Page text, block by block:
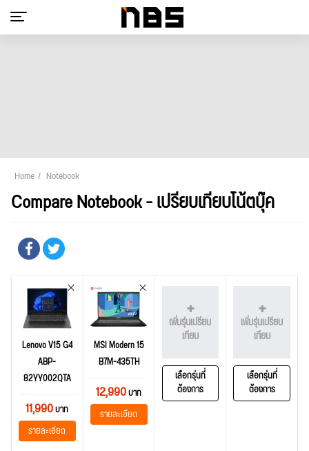
Home Notebook
Compare Notebook - เปรียบเทียบโน้ตบุ๊ค
Lenovo V15 G4
ABP-
82YY002QTA
11,990บาท
รายละเอียด
MSI Modern 15
B7M-435TH
12,990บาท
รายละเอียด
เพิ่มรุ่นเปรียบ
เทียบ
เลือกรุ่นที่
ต้องการ
เพิ่มรุ่นเปรียบ
เทียบ
เลือกรุ่นที่
ต้องการ